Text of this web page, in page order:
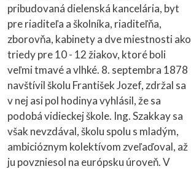
pribudovaná dielenská kancelária, byt
pre riaditeľa a školníka, riaditeľňa,
zborovňa, kabinety a dve miestnosti ako
triedy pre 10 - 12 žiakov, ktoré boli
veľmi tmavé a vlhké. 8. septembra 1878
navštívil školu František Jozef, zdržal sa
v nej asi pol hodinya vyhlásil, že sa
podobá vidieckej škole. Ing. Szakkay sa
však nevzdával, školu spolu s mladým,
ambicióznym kolektívom zveľaďoval, až
ju povzniesol na európsku úroveň. V